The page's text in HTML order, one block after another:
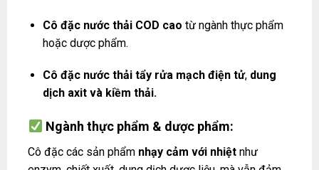
Cô đặc nước thải COD cao từ ngành thực phẩm
hoặc dược phẩm.
Cô đặc nước thải tẩy rửa mạch điện tử, dung
dịch axit và kiềm thải.
Ngành thực phẩm & dược phẩm:
Cô đặc các sản phẩm nhạy cảm với nhiệt như